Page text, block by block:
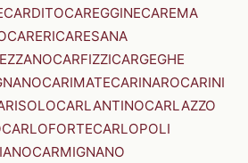
CARDITOCAREGGINECAREMA
CARERICARESANA
CARFIZZICARGEGHE
CARIMATECARINAROCARINI
CARLANTINOCARLAZZO
CARLOFORTECARLOPOLI
CARMIGNANO